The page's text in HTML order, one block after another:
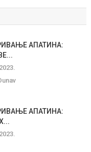
АПАТИНА:
АПАТИНА: